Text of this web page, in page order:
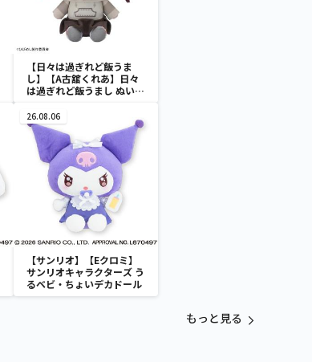
【日々は過ぎれど飯うま
し】【A古舘くれあ】日々
は過ぎれど飯うまし ぬいぐ
26.08.06
【サンリオ】【Eクロミ】
サンリオキャラクターズ う
るベビ・ちょいデカドール
もっと見る